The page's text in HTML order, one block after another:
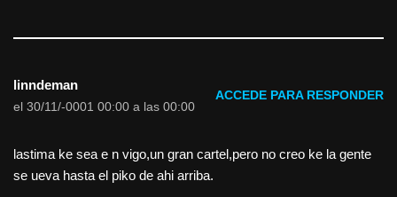
linndeman
el 30/11/-0001 00:00 a las 00:00
ACCEDE PARA RESPONDER
lastima ke sea e n vigo,un gran cartel,pero no creo ke la gente
se ueva hasta el piko de ahi arriba.